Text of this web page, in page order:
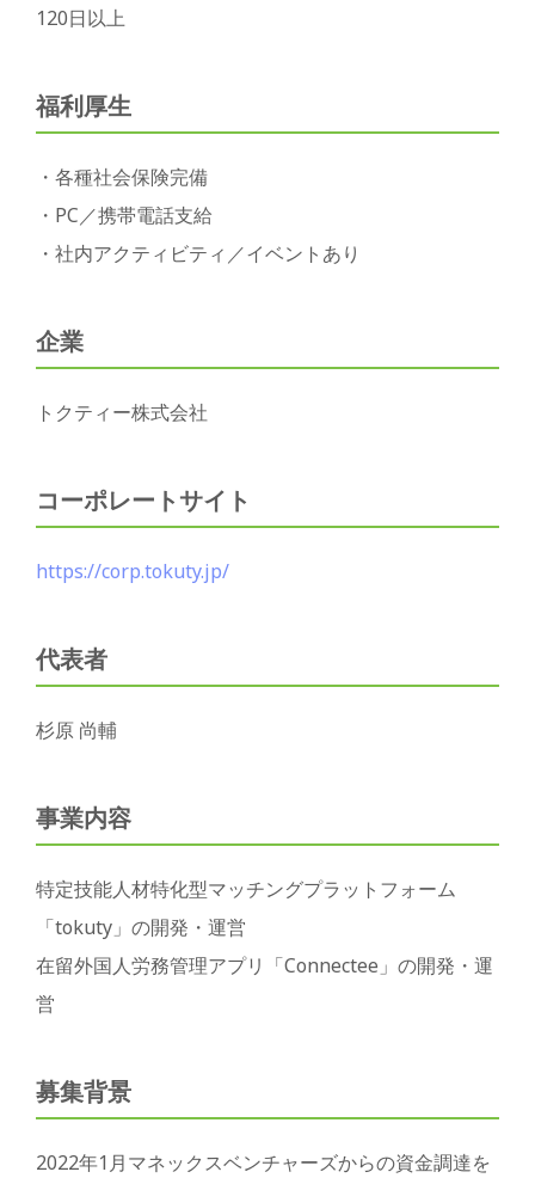
120日以上
福利厚生
・各種社会保険完備
・PC／携帯電話支給
・社内アクティビティ／イベントあり
企業
トクティー株式会社
コーポレートサイト
https://corp.tokuty.jp/
代表者
杉原 尚輔
事業内容
特定技能人材特化型マッチングプラットフォーム
「tokuty」の開発・運営
在留外国人労務管理アプリ「Connectee」の開発・運
営
募集背景
2022年1月マネックスベンチャーズからの資金調達を